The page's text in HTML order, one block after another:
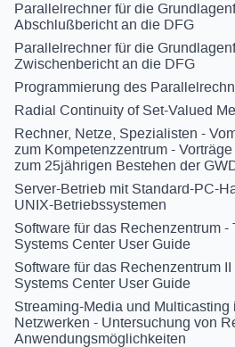
Parallelrechner für die
Abschlußbericht an die DFG
Parallelrechner für die
Zwischenbericht an die DFG
Programmierung des
Radial Continuity of Set-Valued
Rechner, Netze, Spezialisten -
zum Kompetenzzentrum -
zum 25jährigen Bestehen der
Server-Betrieb mit Standard-PC-
UNIX-Betriebssystemen
Software für das Rechenzentrum -
Systems Center User Guide
Software für das Rechenzentrum
Systems Center User Guide
Streaming-Media und Multicasting
Netzwerken - Untersuchung von
Anwendungsmöglichkeiten